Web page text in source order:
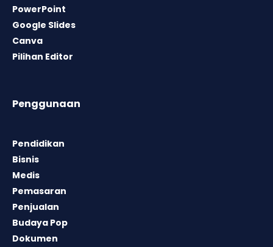
PowerPoint
Google Slides
Canva
Pilihan Editor
Penggunaan
Pendidikan
Bisnis
Medis
Pemasaran
Penjualan
Budaya Pop
Dokumen